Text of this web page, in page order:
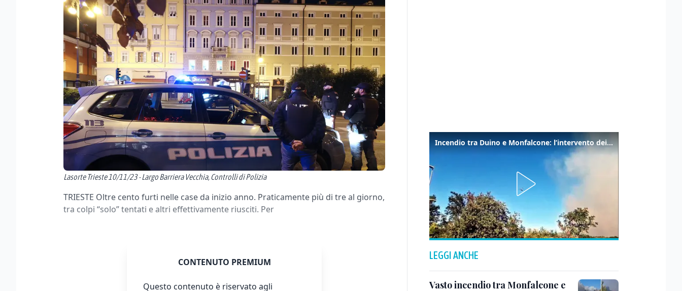
Lasorte Trieste 10/11/23 - Largo Barriera Vecchia, Controlli di Polizia
TRIESTE Oltre cento furti nelle case da inizio anno. Praticamente più di tre al giorno,
tra colpi “solo” tentati e altri effettivamente riusciti. Per
CONTENUTO PREMIUM
Questo contenuto è riservato agli
Incendio tra Duino e Monfalcone: l’intervento dei vigili del fuoco
LEGGI ANCHE
Vasto incendio tra Monfalcone e